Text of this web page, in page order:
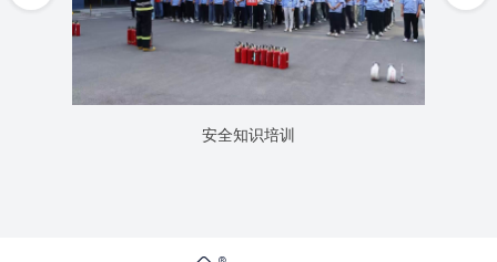
安全知识培训